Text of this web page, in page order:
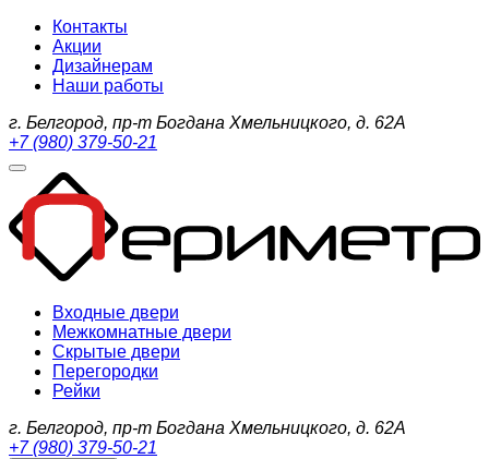
Контакты
Акции
Дизайнерам
Наши работы
г. Белгород, пр-т Богдана Хмельницкого, д. 62А
+7 (980) 379-50-21
Входные двери
Межкомнатные двери
Скрытые двери
Перегородки
Рейки
г. Белгород, пр-т Богдана Хмельницкого, д. 62А
+7 (980) 379-50-21